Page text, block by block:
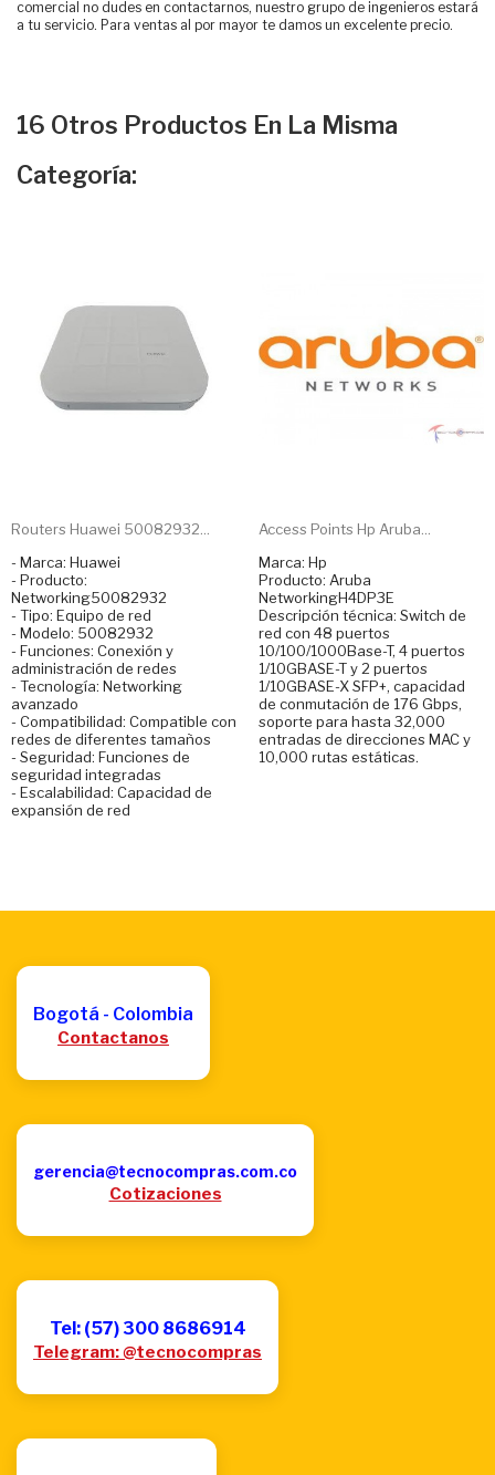
comercial no dudes en contactarnos, nuestro grupo de ingenieros estará
a tu servicio. Para ventas al por mayor te damos un excelente precio.
16 Otros Productos En La Misma
Categoría:
Routers Huawei 50082932...
- Marca: Huawei
- Producto:
Networking50082932
- Tipo: Equipo de red
- Modelo: 50082932
- Funciones: Conexión y
administración de redes
- Tecnología: Networking
avanzado
- Compatibilidad: Compatible con
redes de diferentes tamaños
- Seguridad: Funciones de
seguridad integradas
- Escalabilidad: Capacidad de
expansión de red
Access Points Hp Aruba...
Marca: Hp
Producto: Aruba
NetworkingH4DP3E
Descripción técnica: Switch de
red con 48 puertos
10/100/1000Base-T, 4 puertos
1/10GBASE-T y 2 puertos
1/10GBASE-X SFP+, capacidad
de conmutación de 176 Gbps,
soporte para hasta 32,000
entradas de direcciones MAC y
10,000 rutas estáticas.
Bogotá - Colombia
Contactanos
gerencia@tecnocompras.com.co
Cotizaciones
Tel: (57) 300 8686914
Telegram: @tecnocompras